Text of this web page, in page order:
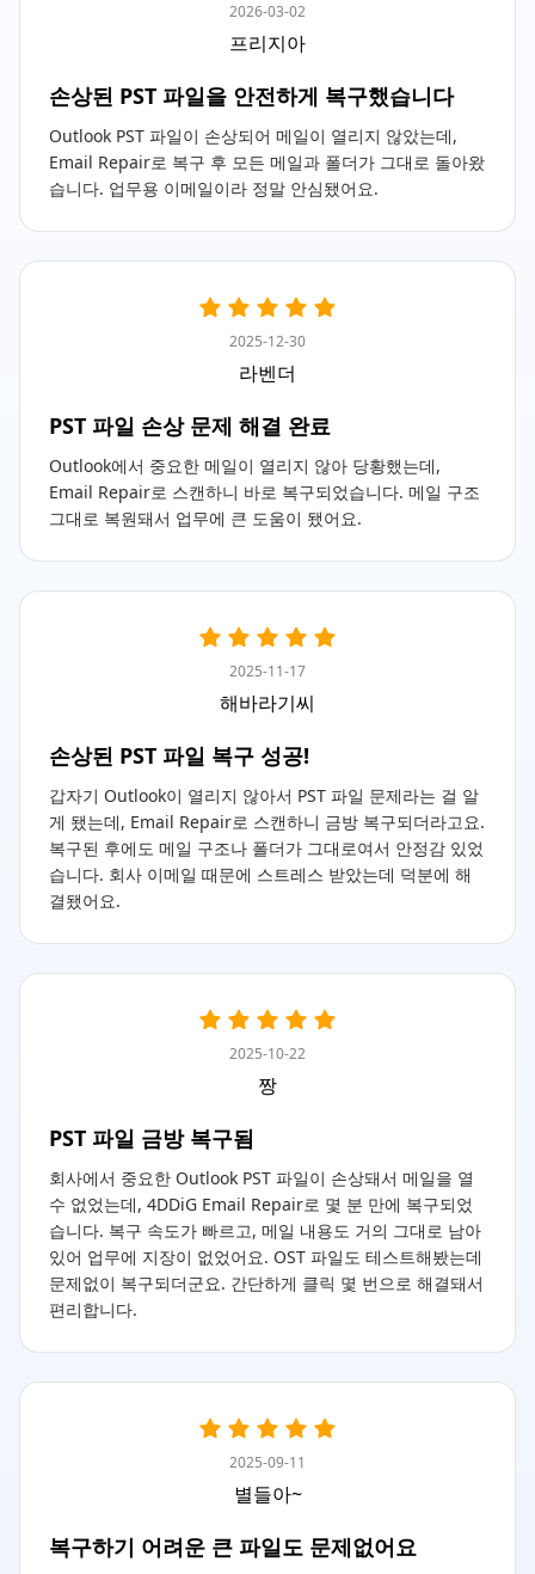
2026-03-02
프리지아
손상된 PST 파일을 안전하게 복구했습니다
Outlook PST 파일이 손상되어 메일이 열리지 않았는데,
Email Repair로 복구 후 모든 메일과 폴더가 그대로 돌아왔
습니다. 업무용 이메일이라 정말 안심됐어요.
2025-12-30
라벤더
PST 파일 손상 문제 해결 완료
Outlook에서 중요한 메일이 열리지 않아 당황했는데,
Email Repair로 스캔하니 바로 복구되었습니다. 메일 구조
그대로 복원돼서 업무에 큰 도움이 됐어요.
2025-11-17
해바라기씨
손상된 PST 파일 복구 성공!
갑자기 Outlook이 열리지 않아서 PST 파일 문제라는 걸 알
게 됐는데, Email Repair로 스캔하니 금방 복구되더라고요.
복구된 후에도 메일 구조나 폴더가 그대로여서 안정감 있었
습니다. 회사 이메일 때문에 스트레스 받았는데 덕분에 해
결됐어요.
2025-10-22
짱
PST 파일 금방 복구됨
회사에서 중요한 Outlook PST 파일이 손상돼서 메일을 열
수 없었는데, 4DDiG Email Repair로 몇 분 만에 복구되었
습니다. 복구 속도가 빠르고, 메일 내용도 거의 그대로 남아
있어 업무에 지장이 없었어요. OST 파일도 테스트해봤는데
문제없이 복구되더군요. 간단하게 클릭 몇 번으로 해결돼서
편리합니다.
2025-09-11
별들아~
복구하기 어려운 큰 파일도 문제없어요